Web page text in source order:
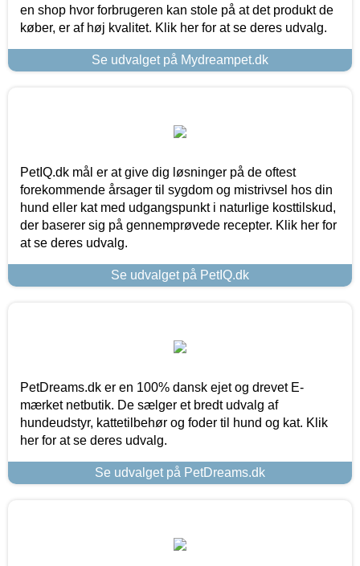
en shop hvor forbrugeren kan stole på at det produkt de
køber, er af høj kvalitet. Klik her for at se deres udvalg.
Se udvalget på Mydreampet.dk
PetIQ.dk mål er at give dig løsninger på de oftest
forekommende årsager til sygdom og mistrivsel hos din
hund eller kat med udgangspunkt i naturlige kosttilskud,
der baserer sig på gennemprøvede recepter. Klik her for
at se deres udvalg.
Se udvalget på PetIQ.dk
PetDreams.dk er en 100% dansk ejet og drevet E-
mærket netbutik. De sælger et bredt udvalg af
hundeudstyr, kattetilbehør og foder til hund og kat. Klik
her for at se deres udvalg.
Se udvalget på PetDreams.dk